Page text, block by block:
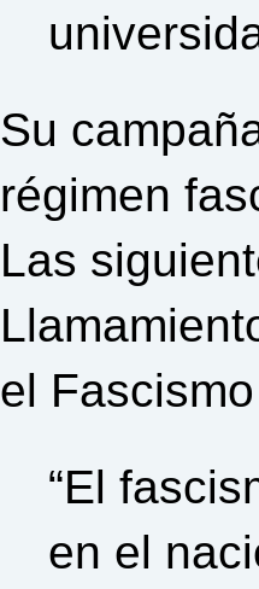
Su
régimen
Las
el
“El
en el